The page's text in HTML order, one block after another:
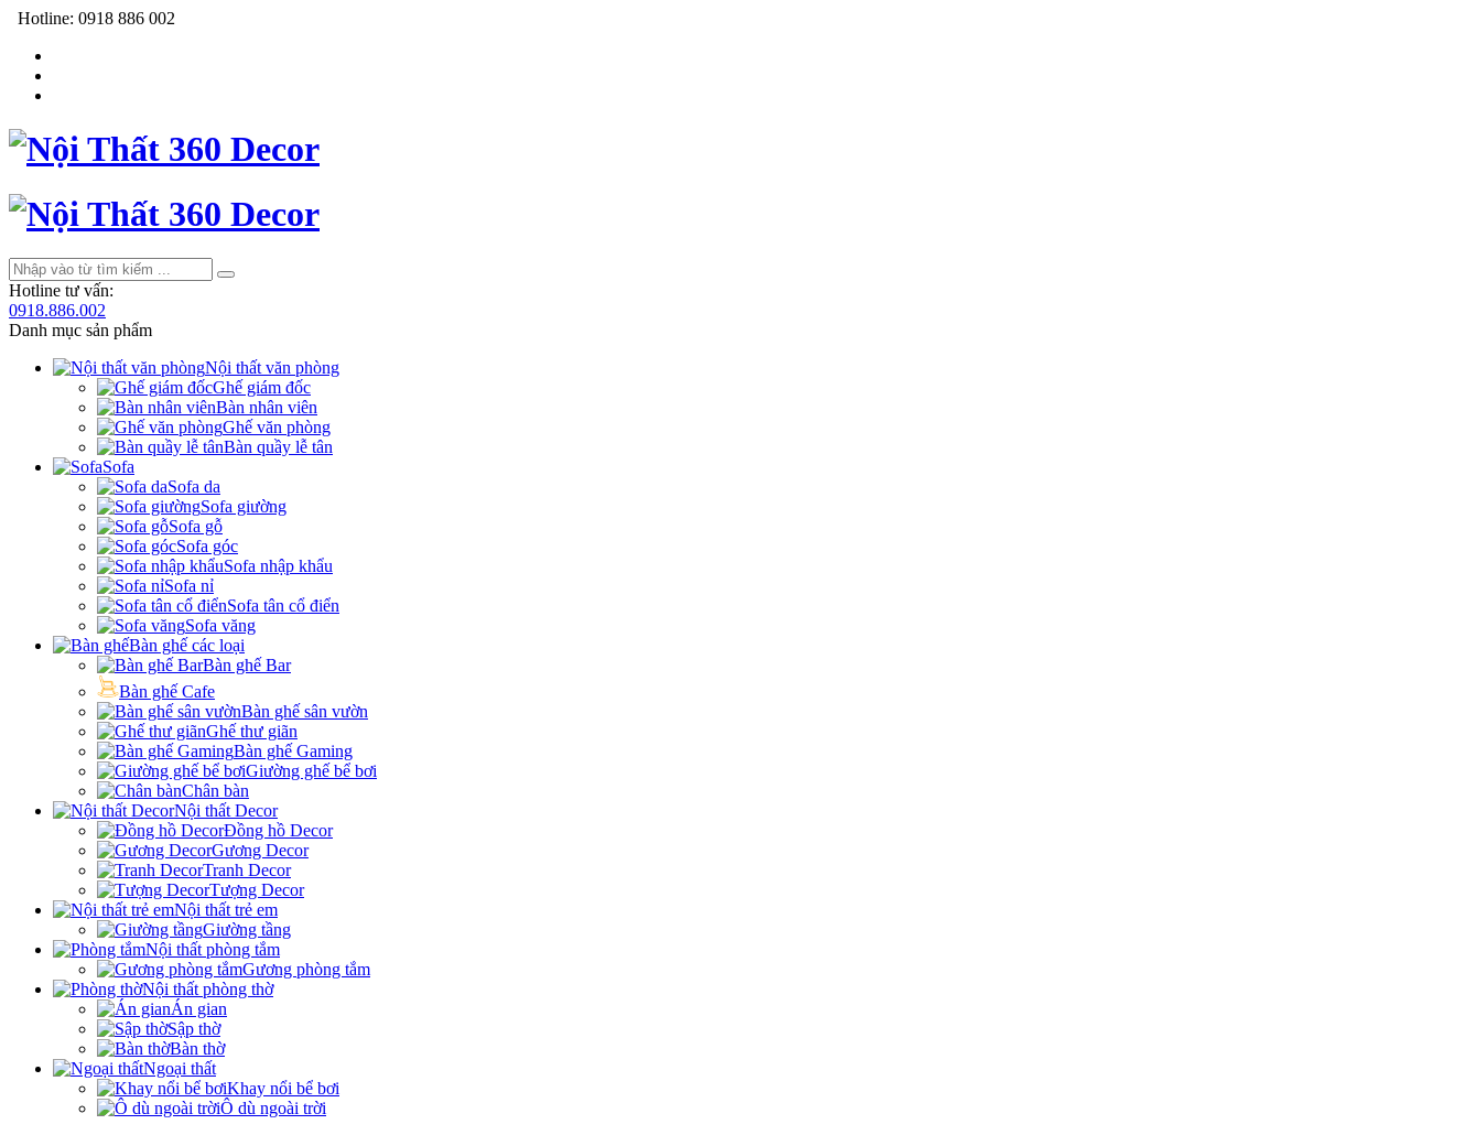
Hotline: 0918 886 002
Hotline tư vấn:
0918.886.002
Danh mục sản phẩm
Nội thất văn phòng
Ghế giám đốc
Bàn nhân viên
Ghế văn phòng
Bàn quầy lễ tân
Sofa
Sofa da
Sofa giường
Sofa gỗ
Sofa góc
Sofa nhập khẩu
Sofa nỉ
Sofa tân cổ điển
Sofa văng
Bàn ghế các loại
Bàn ghế Bar
Bàn ghế Cafe
Bàn ghế sân vườn
Ghế thư giãn
Bàn ghế Gaming
Giường ghế bể bơi
Chân bàn
Nội thất Decor
Đồng hồ Decor
Gương Decor
Tranh Decor
Tượng Decor
Nội thất trẻ em
Giường tầng
Nội thất phòng tắm
Gương phòng tắm
Nội thất phòng thờ
Án gian
Sập thờ
Bàn thờ
Ngoại thất
Khay nổi bể bơi
Ô dù ngoài trời